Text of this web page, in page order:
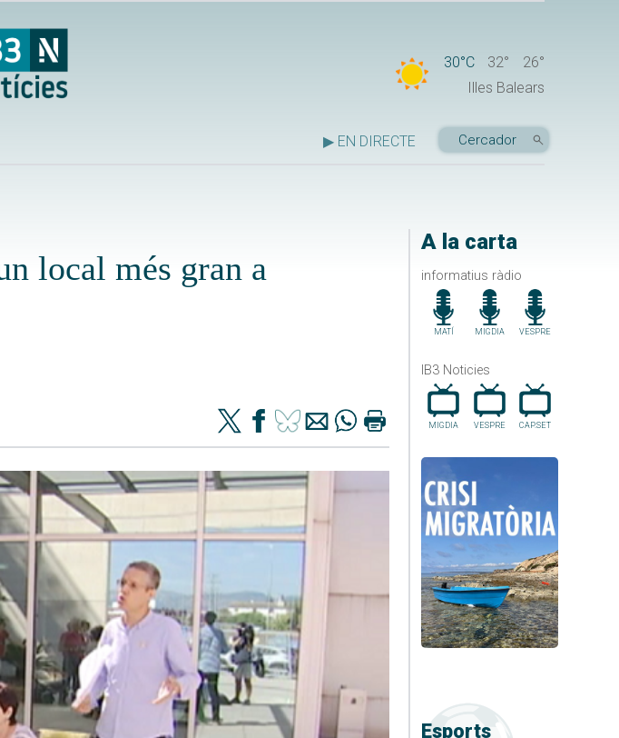
30°C 32°
26°
Illes Balears
▶ EN DIRECTE
A la carta
informatius ràdio
MATÍ MIGDIA VESPRE
IB3 Noticies
MIGDIA VESPRE CAP.SET
Esports
local més gran a